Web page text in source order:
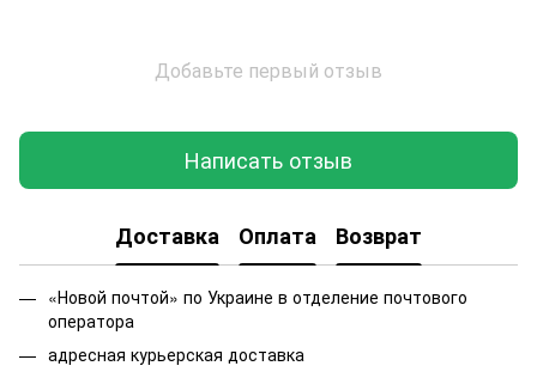
Добавьте первый отзыв
Написать отзыв
Доставка Оплата Возврат
«Новой почтой» по Украине в отделение почтового
оператора
адресная курьерская доставка